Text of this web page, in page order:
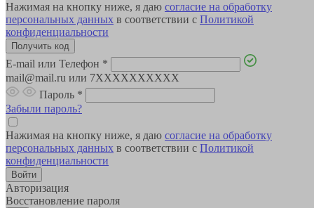
Нажимая на кнопку ниже, я даю согласие на обработку
персональных данных в соответствии с Политикой
конфиденциальности
E-mail или Телефон *
mail@mail.ru или 7XXXXXXXXXX
Пароль *
Забыли пароль?
Нажимая на кнопку ниже, я даю согласие на обработку
персональных данных в соответствии с Политикой
конфиденциальности
Авторизация
Восстановление пароля